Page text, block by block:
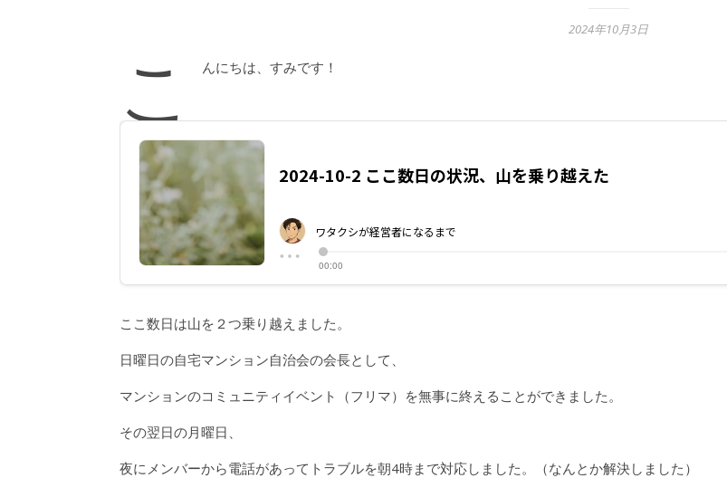
2024年10月3日
こ んにちは、すみです！
ここ数日は山を２つ乗り越えました。
日曜日の自宅マンション自治会の会長として、
マンションのコミュニティイベント（フリマ）を無事に終えることができました。
その翌日の月曜日、
夜にメンバーから電話があってトラブルを朝4時まで対応しました。（なんとか解決しました）